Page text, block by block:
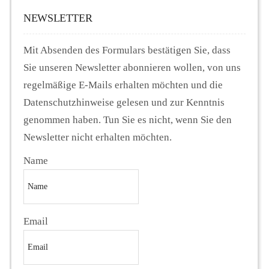
NEWSLETTER
Mit Absenden des Formulars bestätigen Sie, dass
Sie unseren Newsletter abonnieren wollen, von uns
regelmäßige E-Mails erhalten möchten und die
Datenschutzhinweise gelesen und zur Kenntnis
genommen haben. Tun Sie es nicht, wenn Sie den
Newsletter nicht erhalten möchten.
Name
Email